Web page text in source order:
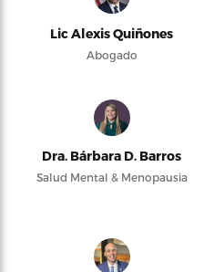
Lic Alexis Quiñones
Abogado
Dra. Bárbara D. Barros
Salud Mental & Menopausia